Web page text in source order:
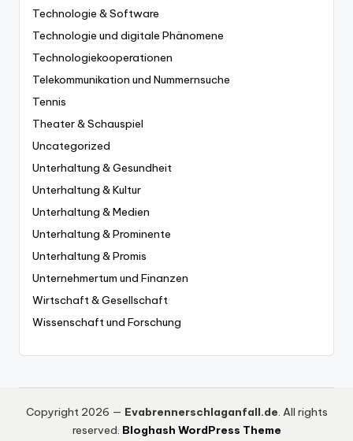
Technologie & Software
Technologie und digitale Phänomene
Technologiekooperationen
Telekommunikation und Nummernsuche
Tennis
Theater & Schauspiel
Uncategorized
Unterhaltung & Gesundheit
Unterhaltung & Kultur
Unterhaltung & Medien
Unterhaltung & Prominente
Unterhaltung & Promis
Unternehmertum und Finanzen
Wirtschaft & Gesellschaft
Wissenschaft und Forschung
Copyright 2026 — Evabrennerschlaganfall.de. All rights
reserved. Bloghash WordPress Theme